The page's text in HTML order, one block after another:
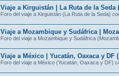
Viaje a Kirguistán | La Ruta de la Seda
Foro del viaje a Kirguistán (La Ruta de la Seda)
Viaje a Mozambique y Sudáfrica |
Foro del viaje a Mozambique y Sudáfrica
Viaje a México | Yucatán, Oaxaca y DF
Foro del viaje a México (Yucatán, Oaxaca y DF)